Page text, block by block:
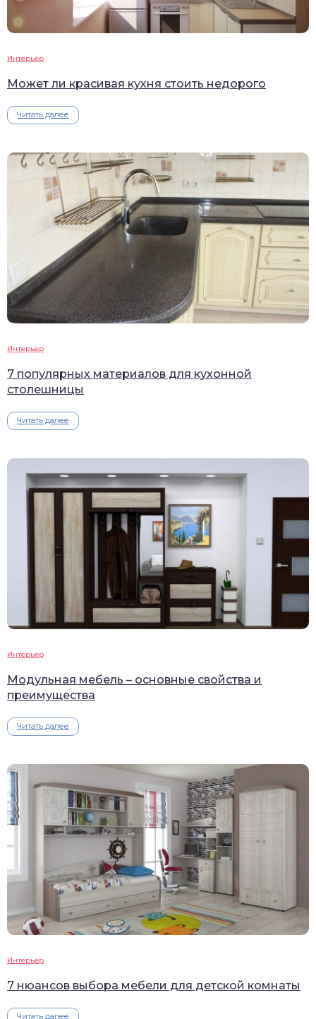
Интерьер
Может ли красивая кухня стоить недорого
Читать далее
Интерьер
7 популярных материалов для кухонной
столешницы
Читать далее
Интерьер
Модульная мебель – основные свойства и
преимущества
Читать далее
Интерьер
7 нюансов выбора мебели для детской комнаты
Читать далее